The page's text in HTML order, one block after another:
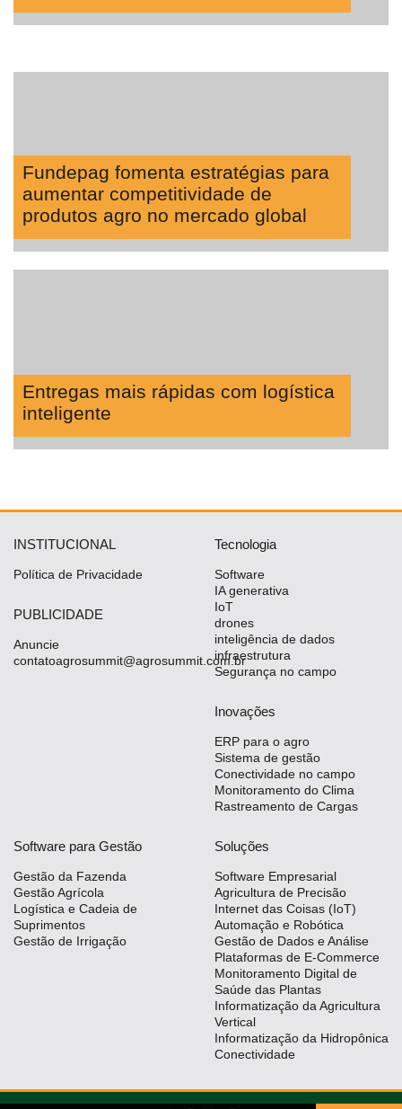
Fundepag fomenta estratégias para
aumentar competitividade de
produtos agro no mercado global
Entregas mais rápidas com logística
inteligente
INSTITUCIONAL
Política de Privacidade
PUBLICIDADE
Anuncie
contatoagrosummit@agrosummit.com.br
Tecnologia
Software
IA generativa
IoT
drones
inteligência de dados
infraestrutura
Segurança no campo
Inovações
ERP para o agro
Sistema de gestão
Conectividade no campo
Monitoramento do Clima
Rastreamento de Cargas
Software para Gestão
Gestão da Fazenda
Gestão Agrícola
Logística e Cadeia de
Suprimentos
Gestão de Irrigação
Soluções
Software Empresarial
Agricultura de Precisão
Internet das Coisas (IoT)
Automação e Robótica
Gestão de Dados e Análise
Plataformas de E-Commerce
Monitoramento Digital de
Saúde das Plantas
Informatização da Agricultura
Vertical
Informatização da Hidropônica
Conectividade